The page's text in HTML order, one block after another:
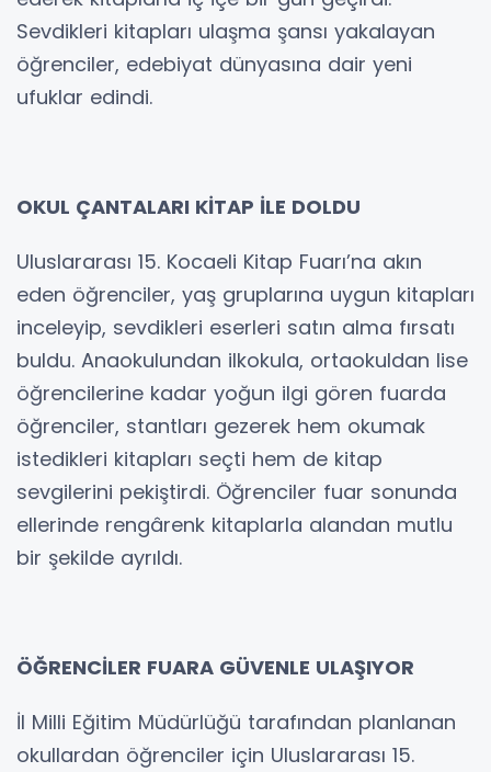
Sevdikleri kitapları ulaşma şansı yakalayan
öğrenciler, edebiyat dünyasına dair yeni
ufuklar edindi.
OKUL ÇANTALARI KİTAP İLE DOLDU
Uluslararası 15. Kocaeli Kitap Fuarı’na akın
eden öğrenciler, yaş gruplarına uygun kitapları
inceleyip, sevdikleri eserleri satın alma fırsatı
buldu. Anaokulundan ilkokula, ortaokuldan lise
öğrencilerine kadar yoğun ilgi gören fuarda
öğrenciler, stantları gezerek hem okumak
istedikleri kitapları seçti hem de kitap
sevgilerini pekiştirdi. Öğrenciler fuar sonunda
ellerinde rengârenk kitaplarla alandan mutlu
bir şekilde ayrıldı.
ÖĞRENCİLER FUARA GÜVENLE ULAŞIYOR
İl Milli Eğitim Müdürlüğü tarafından planlanan
okullardan öğrenciler için Uluslararası 15.